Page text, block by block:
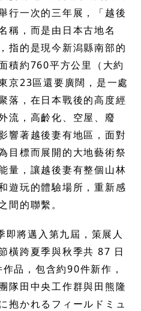
行一次的三年展，「越後
稱，而是由日本古地名
指的是現今新潟縣南部的
積約760平方公里（大約
京23區還要廣闊，是一處
落，在日本戰後的高度經
流，高齡化、空屋、廢
響著越後妻有地區，面對
目標而展開的大地藝術祭
量，讓越後妻有整個山林
遊玩的體驗場所，重新感
間的聯繫。
將邁入第九屆，策展人
橫跨夏季與秋季共 87 日
品，包含約90件新作，
隊田中央工作群與田熊隆
抱かれるフィールドミュ